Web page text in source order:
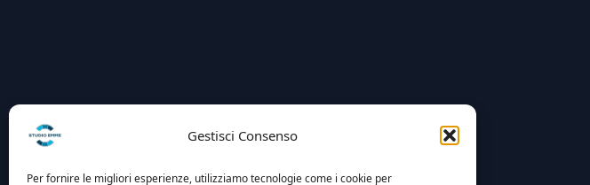
Gestisci Consenso
Per fornire le migliori esperienze, utilizziamo tecnologie come i cookie per